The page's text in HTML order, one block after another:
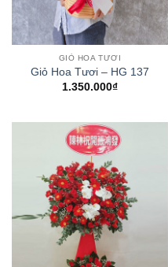
GIỎ HOA TƯƠI
Giỏ Hoa Tươi – HG 137
1.350.000₫